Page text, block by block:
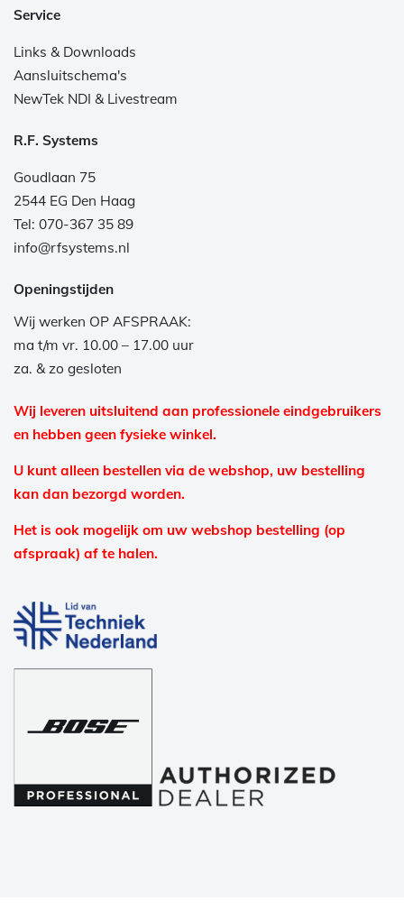
Service
Links & Downloads
Aansluitschema's
NewTek NDI & Livestream
R.F. Systems
Goudlaan 75
2544 EG Den Haag
Tel: 070-367 35 89
info@rfsystems.nl
Openingstijden
Wij werken OP AFSPRAAK:
ma t/m vr. 10.00 – 17.00 uur
za. & zo gesloten
Wij leveren uitsluitend aan professionele eindgebruikers
en hebben geen fysieke winkel.
U kunt alleen bestellen via de webshop, uw bestelling
kan dan bezorgd worden.
Het is ook mogelijk om uw webshop bestelling (op
afspraak) af te halen.